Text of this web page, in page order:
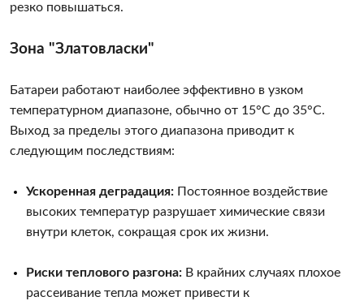
резко повышаться.
Зона "Златовласки"
Батареи работают наиболее эффективно в узком
температурном диапазоне, обычно от 15°C до 35°C.
Выход за пределы этого диапазона приводит к
следующим последствиям:
Ускоренная деградация: Постоянное воздействие
высоких температур разрушает химические связи
внутри клеток, сокращая срок их жизни.
Риски теплового разгона: В крайних случаях плохое
рассеивание тепла может привести к